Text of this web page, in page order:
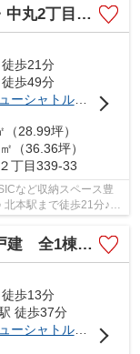
建 全1棟 A号棟
徒歩21分
徒歩49分
埼玉新都市交通ニューシャトル
「 内宿
28.99坪）
（36.36坪）
丁目339-33
など収納スペース豊
本駅まで徒歩21分♪お
1棟 1号棟
徒歩13分
徒歩37分
埼玉新都市交通ニューシャトル
「 内宿